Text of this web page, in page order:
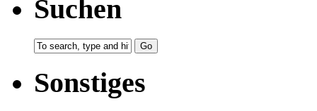
Suchen
Sonstiges